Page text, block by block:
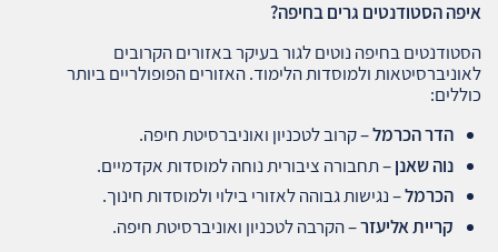
איפה הסטודנטים גרים בחיפה?
הסטודנטים בחיפה נוטים לגור בעיקר באזורים הקרובים
לאוניברסיטאות ולמוסדות הלימוד. האזורים הפופולריים ביותר
כוללים:
הדר הכרמל– קרוב לטכניון ואוניברסיטת חיפה.
נוה שאנן– תחבורה ציבורית נוחה למוסדות אקדמיים.
הכרמל– נגישות גבוהה לאזורי בילוי ולמוסדות חינוך.
קריית אליעזר– הקרבה לטכניון ואוניברסיטת חיפה.